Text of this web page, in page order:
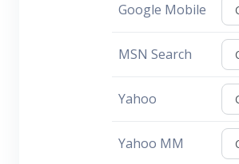
Google Mobile
MSN Search
Yahoo
Yahoo MM